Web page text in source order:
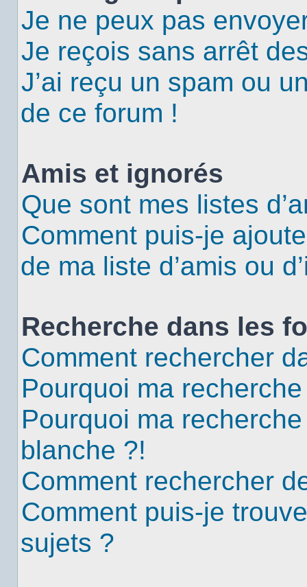
Je ne peux pas
Je reçois sans arrêt
J’ai reçu un spam ou
de ce forum !
Amis et ignorés
Que sont mes listes
Comment puis-je
de ma liste d’amis ou
Recherche dans les
Comment rechercher
Pourquoi ma
Pourquoi ma
blanche ?!
Comment rechercher
Comment puis-je
sujets ?